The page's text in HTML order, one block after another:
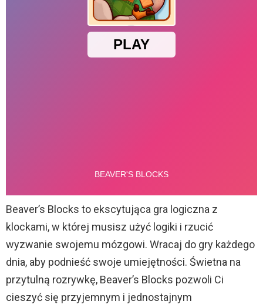
Beaver’s Blocks to ekscytująca gra logiczna z
klockami, w której musisz użyć logiki i rzucić
wyzwanie swojemu mózgowi. Wracaj do gry każdego
dnia, aby podnieść swoje umiejętności. Świetna na
przytulną rozrywkę, Beaver’s Blocks pozwoli Ci
cieszyć się przyjemnym i jednostajnym